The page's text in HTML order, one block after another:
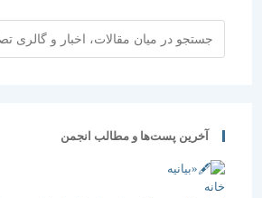
آخرین پست‌ها و مطالب انجمن